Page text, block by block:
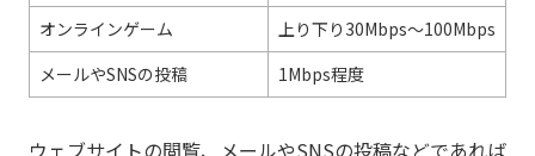
オンラインゲーム
上り下り30Mbps～100Mbps
メールやSNSの投稿
1Mbps程度